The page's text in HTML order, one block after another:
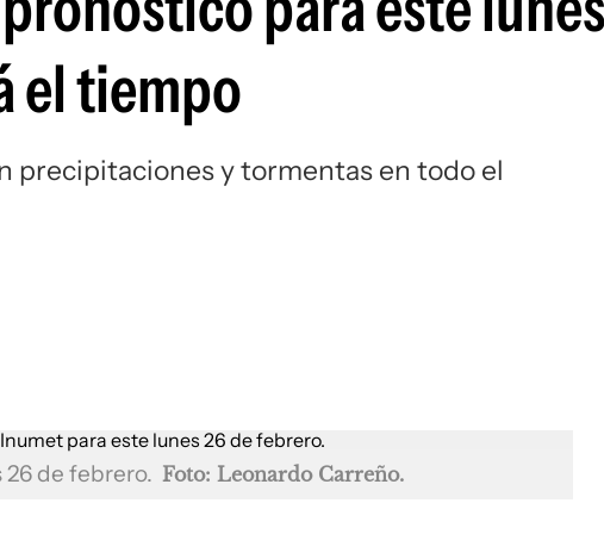
el tiempo
precipitaciones y tormentas en todo el
de febrero. Foto: Leonardo Carreño.